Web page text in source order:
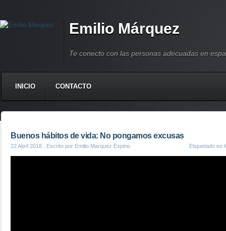
Emilio Márquez
Te conecto con las personas adecuadas en
INICIO CONTACTO
Buenos hábitos de vida: No pongamos excusas
22 Abril 2018 , Escrito por Emilio Marquez Espino Etiquetado en